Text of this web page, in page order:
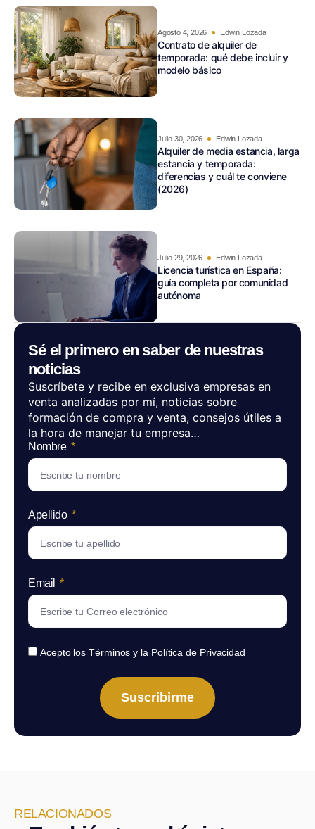
Agosto 4, 2026 Edwin Lozada
Contrato de alquiler de
temporada: qué debe incluir y
modelo básico
Julio 30, 2026 Edwin Lozada
Alquiler de media estancia, larga
estancia y temporada:
diferencias y cuál te conviene
(2026)
Julio 29, 2026 Edwin Lozada
Licencia turística en España:
guía completa por comunidad
autónoma
Sé el primero en saber de nuestras
noticias
Suscríbete y recibe en exclusiva empresas en
venta analizadas por mí, noticias sobre
formación de compra y venta, consejos útiles a
la hora de manejar tu empresa…
Nombre
Apellido
Email
Acepto los Términos y la Política de Privacidad
Suscribirme
RELACIONADOS